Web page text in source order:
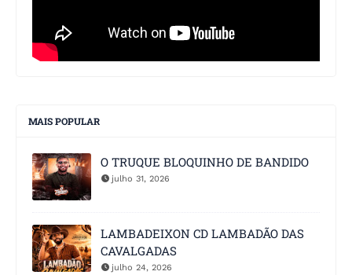
MAIS POPULAR
O TRUQUE BLOQUINHO DE BANDIDO
julho 31, 2026
LAMBADEIXON CD LAMBADÃO DAS
CAVALGADAS
julho 24, 2026